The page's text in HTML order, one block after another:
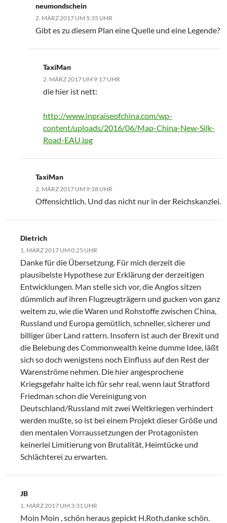
neumondschein
2. MÄRZ 2017 UM 5:35 UHR
Gibt es zu diesem Plan eine Quelle und eine Legende?
TaxiMan
2. MÄRZ 2017 UM 9:17 UHR
die hier ist nett:
http://www.inpraiseofchina.com/wp-
content/uploads/2016/06/Map-China-New-Silk-
Road-EAU.jpg
TaxiMan
2. MÄRZ 2017 UM 9:18 UHR
Offensichtlich. Und das nicht nur in der Reichskanzlei.
Dietrich
1. MÄRZ 2017 UM 0:25 UHR
Danke für die Übersetzung. Für mich derzeit die
plausibelste Hypothese zur Erklärung der derzeitigen
Entwicklungen. Man stelle sich vor, die Anglos sitzen
dümmlich auf ihren Flugzeugträgern und gucken von ganz
weitem zu, wie die Waren und Rohstoffe zwischen China,
Russland und Europa gemütlich, schneller, sicherer und
billiger über Land rattern. Insofern ist auch der Brexit und
die Belebung des Commonwealth keine dumme Idee, läßt
sich so doch wenigstens noch Einfluss auf den Rest der
Warenströme nehmen. Die hier angesprochene
Kriegsgefahr halte ich für sehr real, wenn laut Stratford
Friedman schon die Vereinigung von
Deutschland/Russland mit zwei Weltkriegen verhindert
werden mußte, so ist bei einem Projekt dieser Größe und
den mentalen Vorraussetzungen der Protagonisten
keinerlei Limitierung von Brutalität, Heimtücke und
Schlächterei zu erwarten.
JB
1. MÄRZ 2017 UM 3:31 UHR
Moin Moin , schön heraus gepickt H.Roth,danke schön.